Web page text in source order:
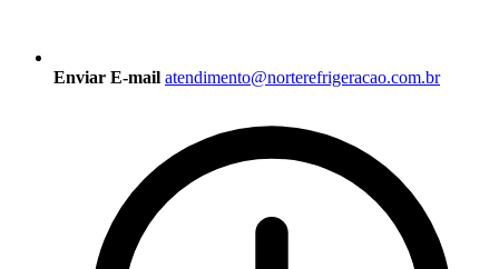
Enviar E-mail atendimento@norterefrigeracao.com.br